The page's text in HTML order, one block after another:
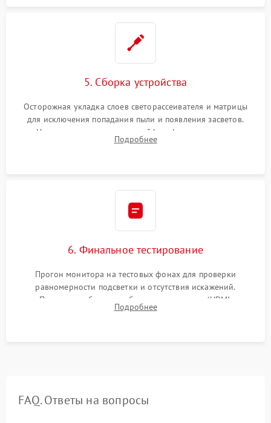
5. Сборка устройства
Осторожная укладка слоев светорассеивателя и матрицы
для исключения попадания пыли и появления засветов.
Надежное подключение шлейфов, фиксация плат и
аккуратное защелкивание пластикового корпуса монитора.
Подробнее
6. Финальное тестирование
Прогон монитора на тестовых фонах для проверки
равномерности подсветки и отсутствия искажений.
Проверка работоспособности всех портов (HDMI,
DisplayPort, VGA) и кнопок управления под нагрузкой в
Подробнее
FAQ. Ответы на вопросы